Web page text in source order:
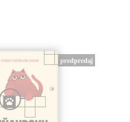
predpredaj